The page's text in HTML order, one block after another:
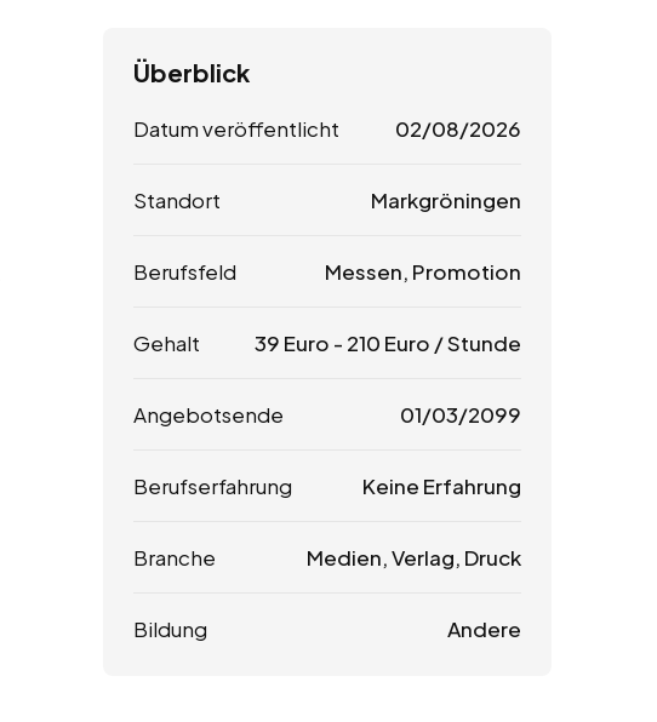
Überblick
Datum veröffentlicht 02/08/2026
Standort Markgröningen
Berufsfeld Messen, Promotion
Gehalt 39 Euro - 210 Euro / Stunde
Angebotsende 01/03/2099
Berufserfahrung Keine Erfahrung
Branche Medien, Verlag, Druck
Bildung Andere